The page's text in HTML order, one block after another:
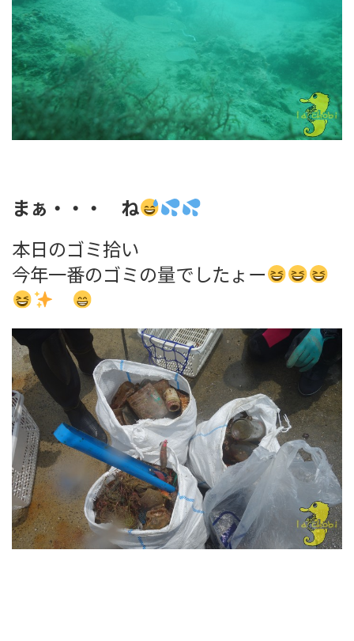
まぁ・・・ ね
本日のゴミ拾い
今年一番のゴミの量でしたょー